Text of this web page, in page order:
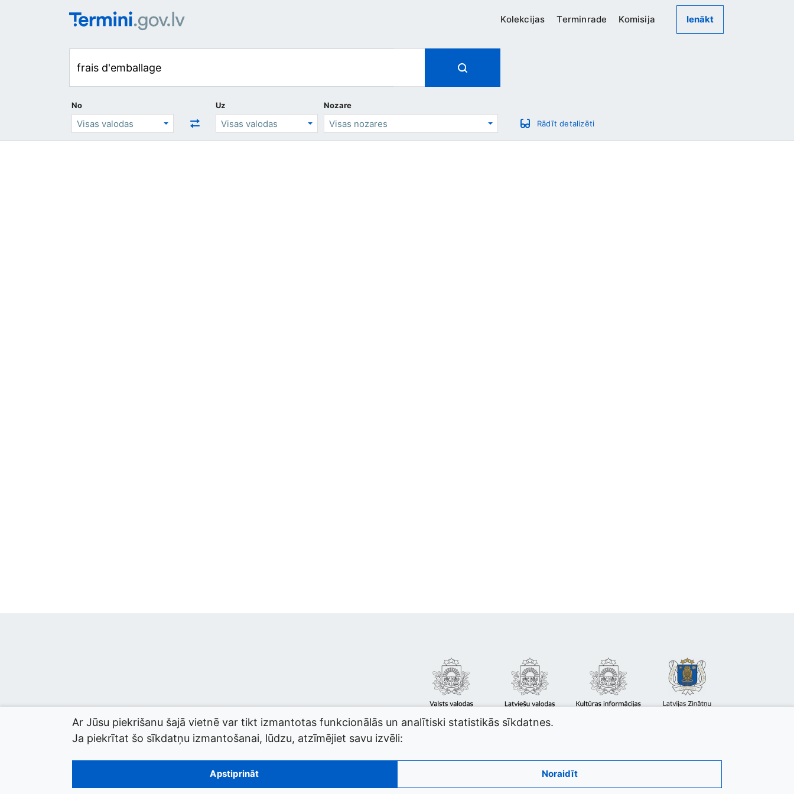
Kolekcijas Terminrade Komisija Ienākt
No Uz
Nozare
Rādīt detalizēti
© 2026 termini.gov.lv. Izstrādātājs:
Ar Jūsu piekrišanu šajā vietnē var tikt izmantotas funkcionālās un analītiski statistikās sīkdatnes.
Ja piekrītat šo sīkdatņu izmantošanai, lūdzu, atzīmējiet savu izvēli:
Apstiprināt Noraidīt